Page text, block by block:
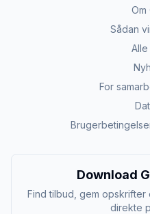
Om
Sådan
For
Download
Find tilbud, gem
direkte